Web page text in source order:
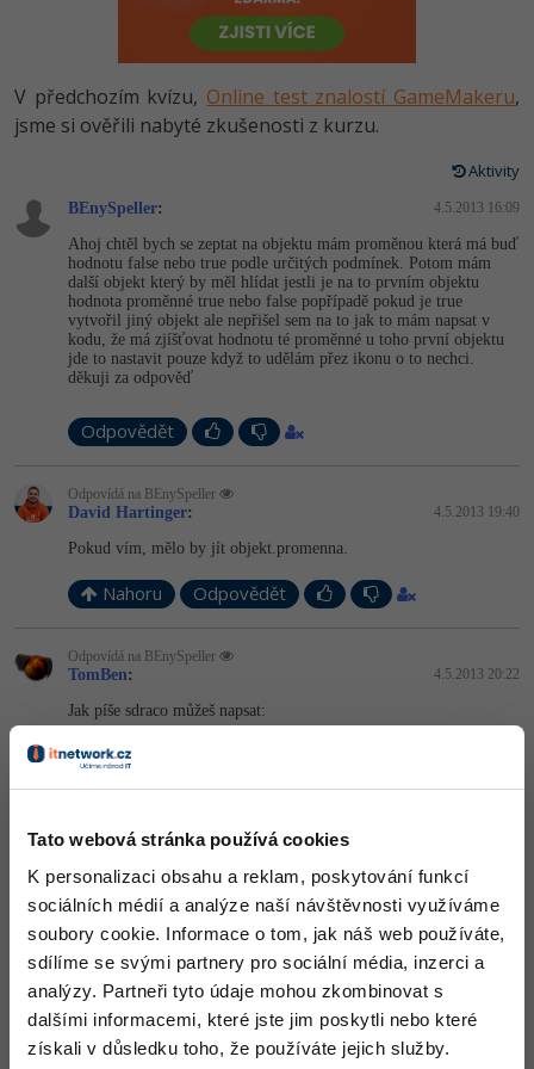
Tato webová stránka používá cookies
K personalizaci obsahu a reklam, poskytování funkcí
sociálních médií a analýze naší návštěvnosti využíváme
soubory cookie. Informace o tom, jak náš web používáte,
sdílíme se svými partnery pro sociální média, inzerci a
analýzy. Partneři tyto údaje mohou zkombinovat s
dalšími informacemi, které jste jim poskytli nebo které
získali v důsledku toho, že používáte jejich služby.
HTML5, CSS3, Bootstrap, SEO
SQL a databáze
UML a návrhové vzory
React
Spring
ASP.NET MVC
Django
Best practices
JavaScript
HTML / CSS
UML a návrhové vzory
MySQL/MariaDB
MS-SQL
SQLite
Vývojář mobilních aplikací
C# Game developer
Tester
Systémový administrátor
Grafik / UX/UI návrhář
Databázový analytik
Copywriter
-80%
-80%
PHP -80%
Swift -80%
Kotlin -80%
C -80%
VB.NET
Návrh SW
Algoritmy
Více
Kurzy e-commerce
Testování softwaru
Datová analýza
Digitální gramotnost
Kurzy designu
HTML/CSS -80%
Photoshop -80%
Příběhy absolventů
Blog
V předchozím kvízu, Online test znalostí GameMakeru,
jsme si ověřili nabyté zkušenosti z kurzu.
Aktivity
BEnySpeller: 4.5.2013 16:09
Ahoj chtěl bych se zeptat na objektu mám proměnou která má buď
hodnotu false nebo true podle určitých podmínek. Potom mám
další objekt který by měl hlídat jestli je na to prvním objektu
hodnota proměnné true nebo false popřípadě pokud je true
vytvořil jiný objekt ale nepřišel sem na to jak to mám napsat v
kodu, že má zjíšťovat hodnotu té proměnné u toho první objektu
jde to nastavit pouze když to udělám přez ikonu o to nechci.
děkuji za odpověď
Odpovědět
Odpovídá na BEnySpeller
David Hartinger: 4.5.2013 19:40
Pokud vím, mělo by jít objekt.promenna.
Nahoru Odpovědět
Odpovídá na BEnySpeller
TomBen: 4.5.2013 20:22
Jak píše sdraco můžeš napsat:
if object0.promenna==
if (čísloinstance).promenna==true **{ činnost
pokud potřebuješ sledovat jen jednu instanci mezi ostatníma.
Nahoru Odpovědět +1